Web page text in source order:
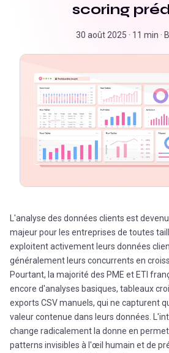
scoring
30 août 2025 · 11 min ·
L'analyse des données clients est
majeur pour les entreprises de toutes
exploitent activement leurs données
généralement leurs concurrents en
Pourtant, la majorité des PME et ETI
encore d'analyses basiques, tableaux
exports CSV manuels, qui ne capturent
valeur contenue dans leurs données.
change radicalement la donne en
patterns invisibles à l'œil humain et de